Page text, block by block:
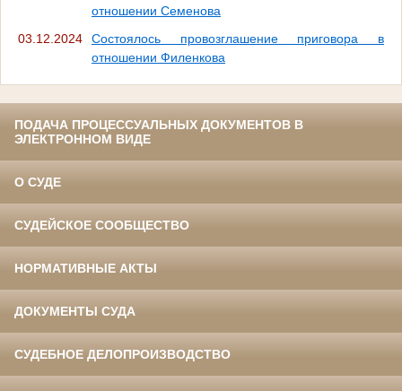
отношении Семенова
03.12.2024
Состоялось провозглашение приговора в
отношении Филенкова
ПОДАЧА ПРОЦЕССУАЛЬНЫХ ДОКУМЕНТОВ В
ЭЛЕКТРОННОМ ВИДЕ
О СУДЕ
СУДЕЙСКОЕ СООБЩЕСТВО
НОРМАТИВНЫЕ АКТЫ
ДОКУМЕНТЫ СУДА
СУДЕБНОЕ ДЕЛОПРОИЗВОДСТВО